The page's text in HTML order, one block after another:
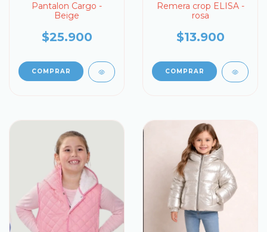
Pantalon Cargo -
Beige
$25.900
COMPRAR
Remera crop ELISA -
rosa
$13.900
COMPRAR